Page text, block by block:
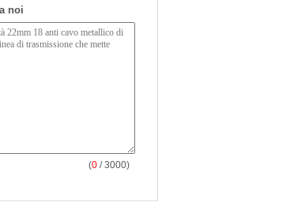
noi
(0 / 3000)